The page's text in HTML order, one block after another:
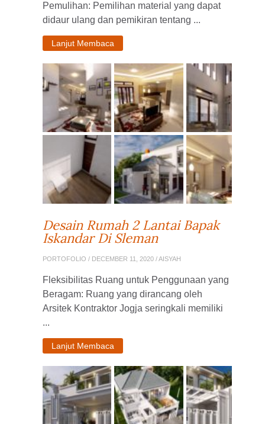
Pemulihan: Pemilihan material yang dapat
didaur ulang dan pemikiran tentang ...
Lanjut Membaca
Desain Rumah 2 Lantai Bapak
Iskandar Di Sleman
PORTOFOLIO / DECEMBER 11, 2020 / AISYAH
Fleksibilitas Ruang untuk Penggunaan yang
Beragam: Ruang yang dirancang oleh
Arsitek Kontraktor Jogja seringkali memiliki
...
Lanjut Membaca